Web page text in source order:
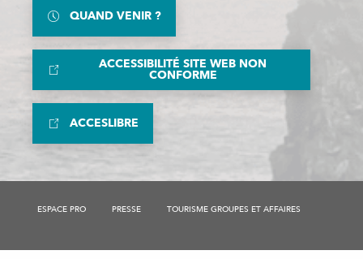
Tarifs
QUAND VENIR ?
ACCESSIBILITÉ SITE WEB NON
CONFORME
ACCESLIBRE
ESPACE PRO PRESSE TOURISME GROUPES ET AFFAIRES